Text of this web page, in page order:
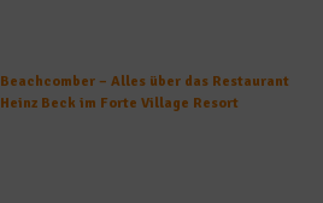
Beachcomber – Alles über das Restaurant
Heinz Beck im Forte Village Resort